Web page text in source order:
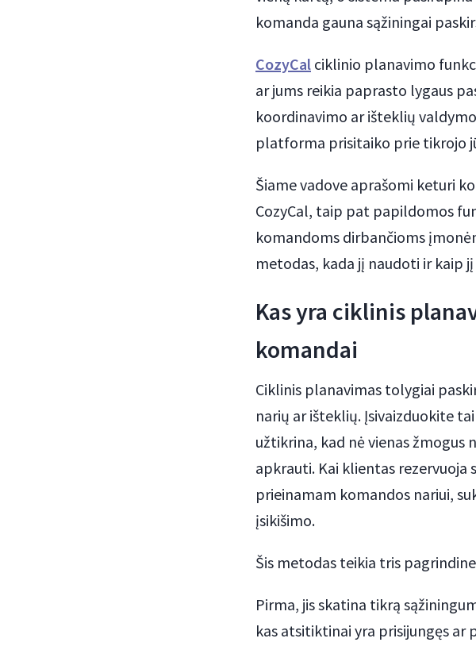
komanda gauna sąžiningai
CozyCal ciklinio planavimo
ar jums reikia paprasto lygaus
koordinavimo ar išteklių
platforma prisitaiko prie tikrojo
Šiame vadove aprašomi keturi
CozyCal, taip pat papildomos
komandoms dirbančioms
metodas, kada jį naudoti ir kaip
Kas yra ciklinis
komandai
Ciklinis planavimas tolygiai
narių ar išteklių. Įsivaizduokite
užtikrina, kad nė vienas
apkrauti. Kai klientas rezervuoja
prieinamam komandos nariui,
įsikišimo.
Šis metodas teikia tris
Pirma, jis skatina tikrą
kas atsitiktinai yra prisijungęs ar